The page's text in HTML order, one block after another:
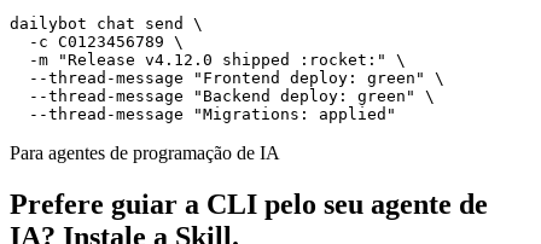
dailybot chat send \
  -c C0123456789 \
  -m "Release v4.12.0 shipped :rocket:" \
  --thread-message "Frontend deploy: green" \
  --thread-message "Backend deploy: green" \
  --thread-message "Migrations: applied"
Para agentes de programação de IA
Prefere guiar a CLI pelo seu agente de
IA? Instale a Skill.